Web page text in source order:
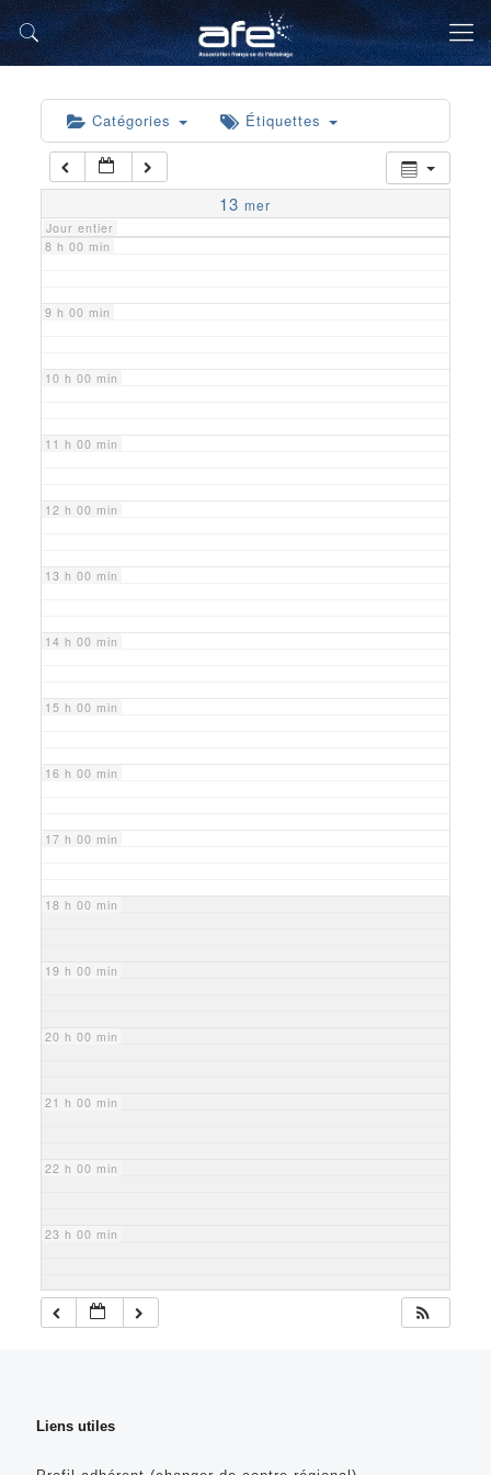
Catégories Étiquettes
13 mer
Jour entier
5 h 00 min
6 h 00 min
7 h 00 min
8 h 00 min
9 h 00 min
10 h 00 min
11 h 00 min
12 h 00 min
13 h 00 min
14 h 00 min
15 h 00 min
16 h 00 min
17 h 00 min
18 h 00 min
19 h 00 min
20 h 00 min
21 h 00 min
22 h 00 min
23 h 00 min
Liens utiles